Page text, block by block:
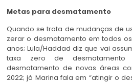
Metas para desmatamento
Quando se trata de mudanças de
zerar o desmatamento em todos
anos; Lula/Haddad diz que vai
taxa zero de
desmatamento de novas áreas
2022; já Marina fala em “atingir o